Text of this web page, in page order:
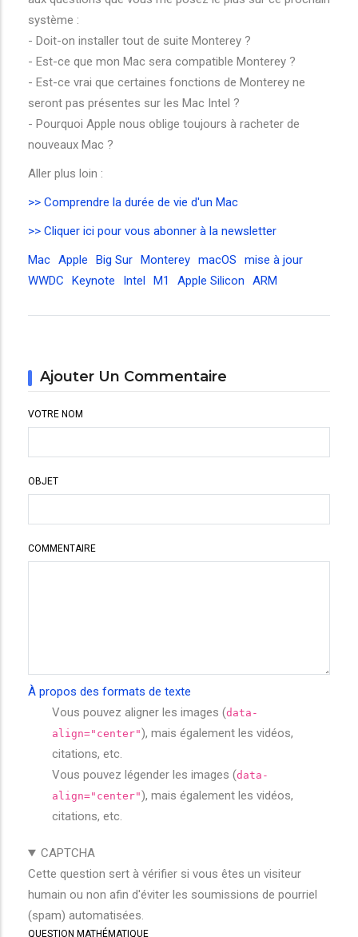
système :
- Doit-on installer tout de suite Monterey ?
- Est-ce que mon Mac sera compatible Monterey ?
- Est-ce vrai que certaines fonctions de Monterey ne
seront pas présentes sur les Mac Intel ?
- Pourquoi Apple nous oblige toujours à racheter de
nouveaux Mac ?
Aller plus loin :
>> Comprendre la durée de vie d'un Mac
>> Cliquer ici pour vous abonner à la newsletter
Mac Apple Big Sur Monterey macOS
mise à jour
WWDC
Keynote Intel M1 Apple Silicon ARM
Ajouter Un Commentaire
VOTRE NOM
OBJET
COMMENTAIRE
À propos des formats de texte
Vous pouvez aligner les images (data-
align="center"), mais également les vidéos,
citations, etc.
Vous pouvez légender les images (data-
align="center"), mais également les vidéos,
citations, etc.
CAPTCHA
Cette question sert à vérifier si vous êtes un visiteur
humain ou non afin d'éviter les soumissions de pourriel
(spam) automatisées.
QUESTION MATHÉMATIQUE